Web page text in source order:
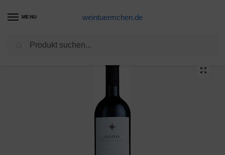
MENU weintuermchen.de
Rotwein-Produkte / Cannonau di Sardegna DOC Dolianova Sardinien Rotwein trocken